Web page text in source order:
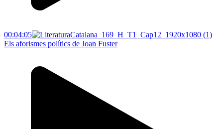
00:04:05
Els aforismes polítics de Joan Fuster